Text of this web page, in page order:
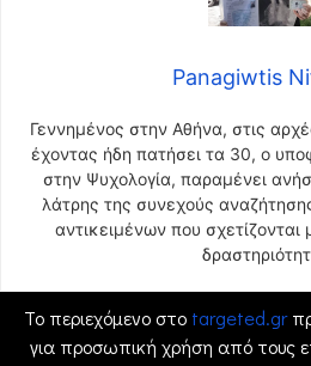
Panagiwtis
Γεννημένος στην Αθήνα, στις
έχοντας ήδη πατήσει τα 30, ο
στην Ψυχολογία, παραμένει
λάτρης της συνεχούς
αντικειμένων που σχετίζονται
Το περιεχόμενο στο targeted.gr
για προσωπική χρήση από τους